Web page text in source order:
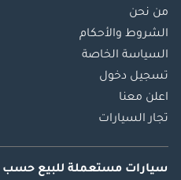
من نحن
الشروط والأحكام
السياسة الخاصة
تسجيل دخول
اعلن معنا
تجار السيارات
سيارات مستعملة للبيع حسب